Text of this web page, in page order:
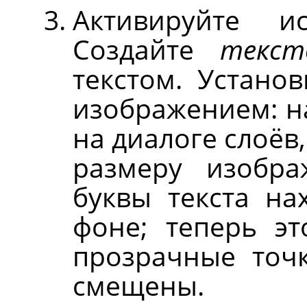
Активируйте
Создайте
текстом.
изображением:
на диалоге
размеру
буквы текста
фоне; теперь
прозрачные
смещены.